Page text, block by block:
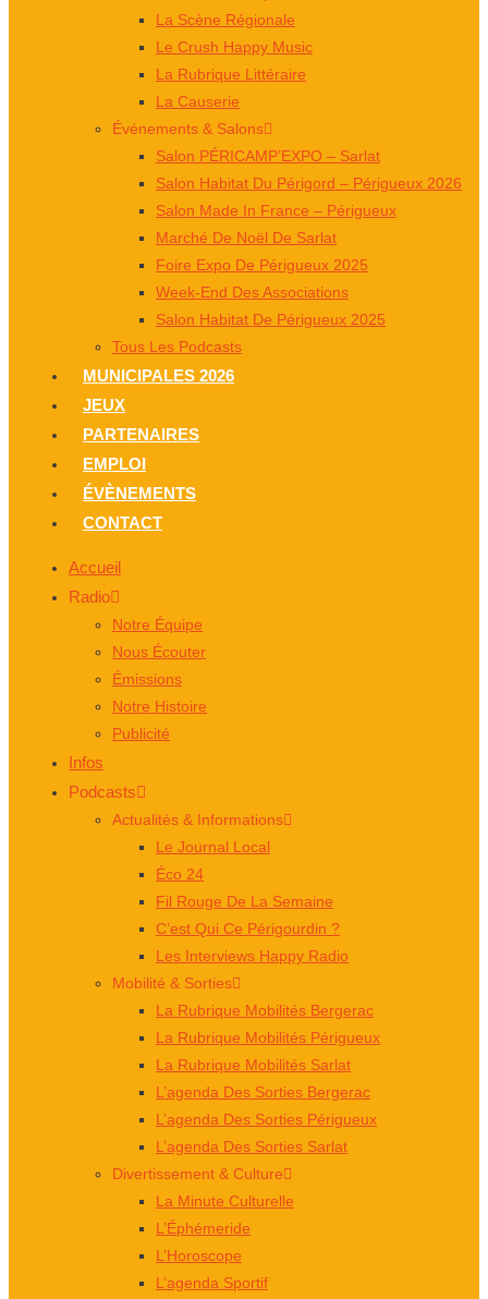
La Scène Régionale
Le Crush Happy Music
La Rubrique Littéraire
La Causerie
Événements & Salons
Salon PÉRICAMP’EXPO – Sarlat
Salon Habitat Du Périgord – Périgueux 2026
Salon Made In France – Périgueux
Marché De Noël De Sarlat
Foire Expo De Périgueux 2025
Week-End Des Associations
Salon Habitat De Périgueux 2025
Tous Les Podcasts
MUNICIPALES 2026
JEUX
PARTENAIRES
EMPLOI
ÉVÈNEMENTS
CONTACT
Accueil
Radio
Notre Équipe
Nous Écouter
Émissions
Notre Histoire
Publicité
Infos
Podcasts
Actualités & Informations
Le Journal Local
Éco 24
Fil Rouge De La Semaine
C’est Qui Ce Périgourdin ?
Les Interviews Happy Radio
Mobilité & Sorties
La Rubrique Mobilités Bergerac
La Rubrique Mobilités Périgueux
La Rubrique Mobilités Sarlat
L’agenda Des Sorties Bergerac
L’agenda Des Sorties Périgueux
L’agenda Des Sorties Sarlat
Divertissement & Culture
La Minute Culturelle
L’Éphémeride
L’Horoscope
L’agenda Sportif